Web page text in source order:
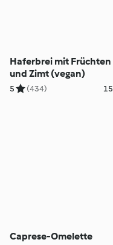
Haferbrei mit Früchten
und Zimt (vegan)
5 (434)
Caprese-Omelette